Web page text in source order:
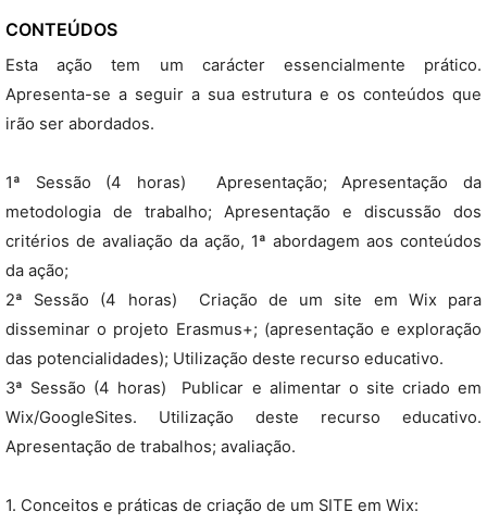
CONTEÚDOS
Esta ação tem um carácter essencialmente prático.
Apresenta-se a seguir a sua estrutura e os conteúdos que
irão ser abordados.
1ª Sessão (4 horas)  Apresentação; Apresentação da
metodologia de trabalho; Apresentação e discussão dos
critérios de avaliação da ação, 1ª abordagem aos conteúdos
da ação;
2ª Sessão (4 horas)  Criação de um site em Wix para
disseminar o projeto Erasmus+; (apresentação e exploração
das potencialidades); Utilização deste recurso educativo.
3ª Sessão (4 horas)  Publicar e alimentar o site criado em
Wix/GoogleSites. Utilização deste recurso educativo.
Apresentação de trabalhos; avaliação.
1. Conceitos e práticas de criação de um SITE em Wix: